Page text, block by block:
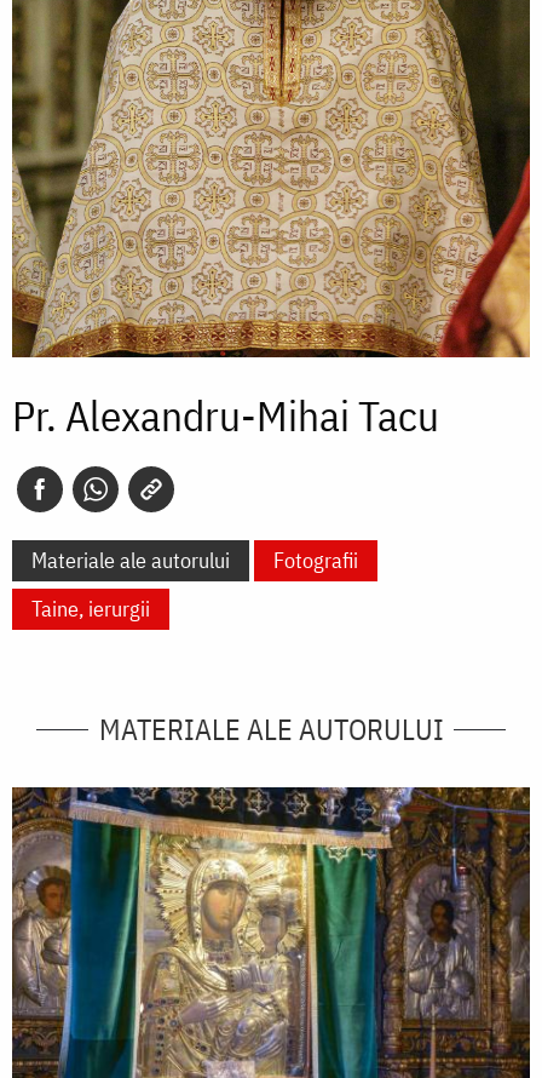
Pr. Alexandru-Mihai Tacu
Materiale ale autorului
Fotografii
Taine, ierurgii
MATERIALE ALE AUTORULUI